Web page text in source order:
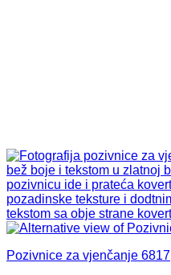
Pozivnice za vjenčanje 6817